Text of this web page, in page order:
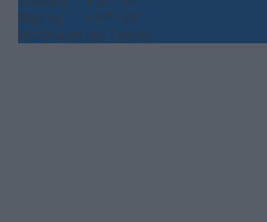
Πέμπτη
+37°+25°
Πρόγνωση για 7 μέρες